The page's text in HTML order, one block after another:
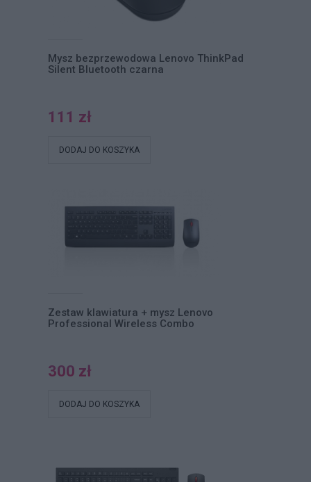
Mysz bezprzewodowa Lenovo ThinkPad
Silent Bluetooth czarna
111 zł
DODAJ DO KOSZYKA
Zestaw klawiatura + mysz Lenovo
Professional Wireless Combo
300 zł
DODAJ DO KOSZYKA